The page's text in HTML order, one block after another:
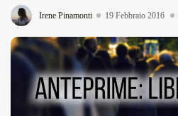
Irene Pinamonti 19 Febbraio 2016